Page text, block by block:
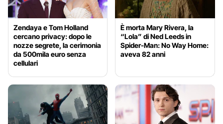
Zendaya e Tom Holland
cercano privacy: dopo le
nozze segrete, la cerimonia
da 500mila euro senza
cellulari
È morta Mary Rivera, la
“Lola” di Ned Leeds in
Spider-Man: No Way Home:
aveva 82 anni